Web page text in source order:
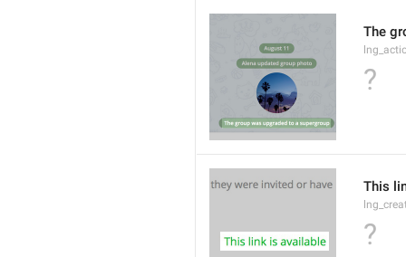
The
?
This
?